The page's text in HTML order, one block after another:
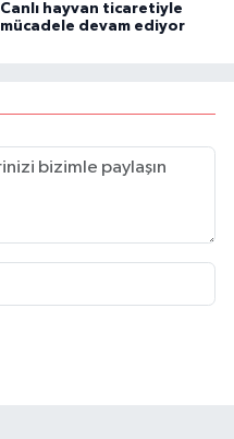
Canlı hayvan ticaretiyle
mücadele devam ediyor